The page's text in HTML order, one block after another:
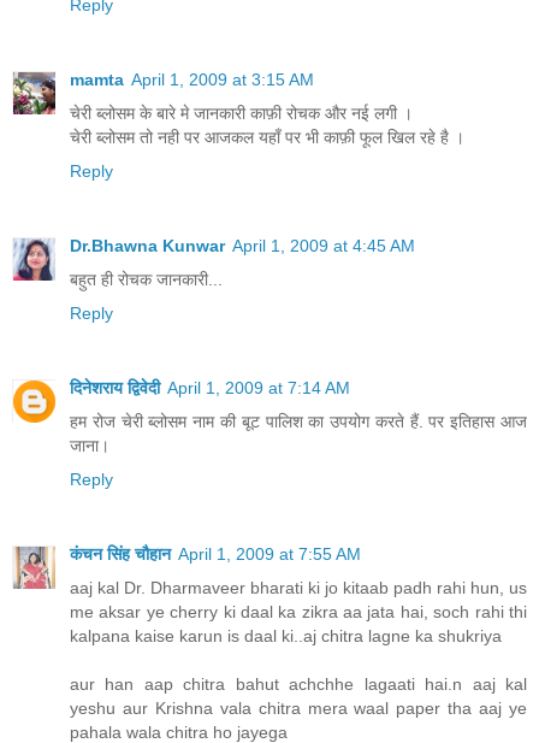
Reply
mamta April 1, 2009 at 3:15 AM
चेरी ब्‍लोसम के बारे मे जानकारी काफ़ी रोचक और नई लगी ।
चेरी ब्‍लोसम तो नही पर आजकल यहाँ पर भी काफ़ी फूल खिल रहे है ।
Reply
Dr.Bhawna Kunwar April 1, 2009 at 4:45 AM
बहुत ही रोचक जानकारी...
Reply
दिनेशराय द्विवेदी April 1, 2009 at 7:14 AM
हम रोज चेरी ब्लोसम नाम की बूट पालिश का उपयोग करते हैं. पर इतिहास आज
जाना।
Reply
कंचन सिंह चौहान April 1, 2009 at 7:55 AM
aaj kal Dr. Dharmaveer bharati ki jo kitaab padh rahi hun, us
me aksar ye cherry ki daal ka zikra aa jata hai, soch rahi thi
kalpana kaise karun is daal ki..aj chitra lagne ka shukriya
aur han aap chitra bahut achchhe lagaati hai.n aaj kal
yeshu aur Krishna vala chitra mera waal paper tha aaj ye
pahala wala chitra ho jayega